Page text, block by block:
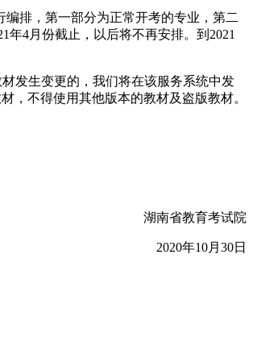
编排，第一部分为正常开考的专业，第二
4月份截止，以后将不再安排。到2021
发生变更的，我们将在该服务系统中发
，不得使用其他版本的教材及盗版教材。
湖南省教育考试院
2020年10月30日